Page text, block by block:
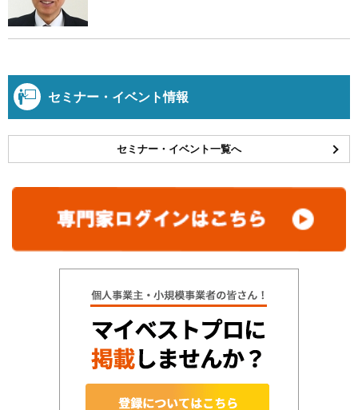
セミナー・イベント情報
セミナー・イベント一覧へ